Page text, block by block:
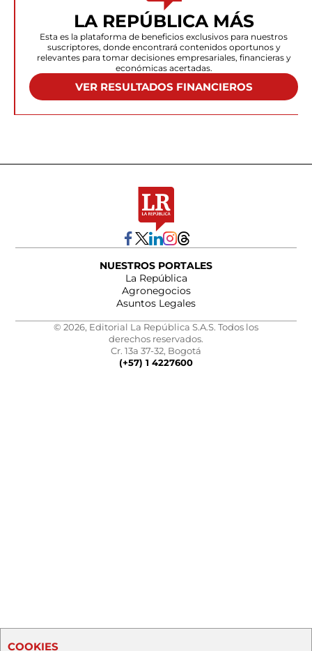
LA REPÚBLICA MÁS
Esta es la plataforma de beneficios exclusivos para nuestros
suscriptores, donde encontrará contenidos oportunos y
relevantes para tomar decisiones empresariales, financieras y
económicas acertadas.
VER RESULTADOS FINANCIEROS
NUESTROS PORTALES
La República
Agronegocios
Asuntos Legales
© 2026, Editorial La República S.A.S. Todos los
derechos reservados.
Cr. 13a 37-32, Bogotá
(+57) 1 4227600
COOKIES